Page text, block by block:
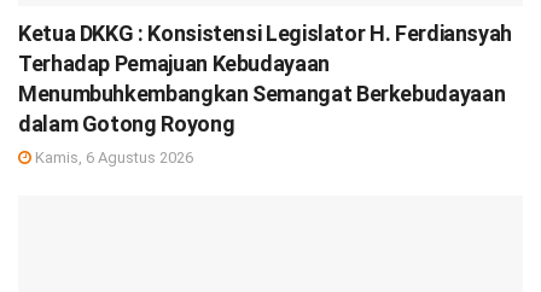
Ketua DKKG : Konsistensi Legislator H. Ferdiansyah
Terhadap Pemajuan Kebudayaan
Menumbuhkembangkan Semangat Berkebudayaan
dalam Gotong Royong
Kamis, 6 Agustus 2026